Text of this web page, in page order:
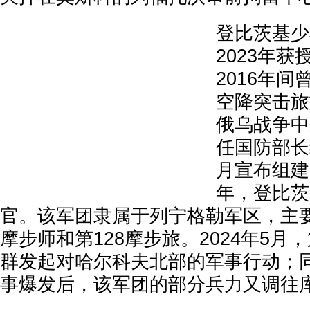
登比茨基
2023年获
2016年间
空降突击
俄乌战争
任国防部
月宣布组
年，登比
官。该军团隶属于列宁格勒军区，主
摩步师和第128摩步旅。2024年5月
群发起对哈尔科夫北部的军事行动；
事爆发后，该军团的部分兵力又调往